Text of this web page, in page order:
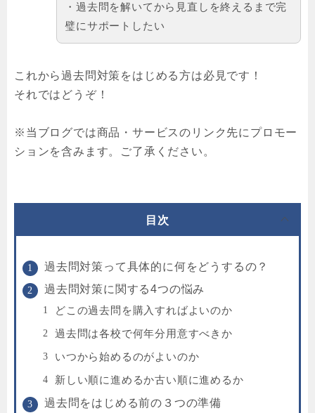
・過去問を解いてから見直しを終えるまで完
璧にサポートしたい
これから過去問対策をはじめる方は必見です！
それではどうぞ！
※当ブログでは商品・サービスのリンク先にプロモー
ションを含みます。ご了承ください。
目次
過去問対策って具体的に何をどうするの？
過去問対策に関する4つの悩み
どこの過去問を購入すればよいのか
過去問は各校で何年分用意すべきか
いつから始めるのがよいのか
新しい順に進めるか古い順に進めるか
過去問をはじめる前の３つの準備